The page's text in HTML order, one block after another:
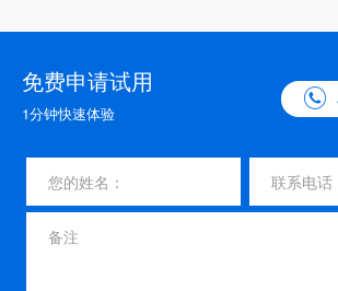
免费申请试用
1分钟快速体验
